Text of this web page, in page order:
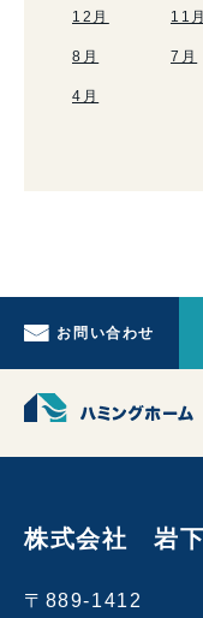
12月 11月
8月 7月
4月
お問い合わせ
株式会社 岩
〒889-1412